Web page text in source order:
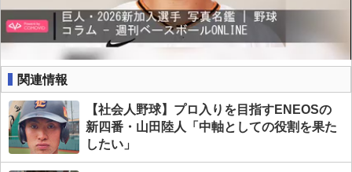
関連情報
【社会人野球】プロ入りを目指すENEOSの
新四番・山田陸人「中軸としての役割を果た
したい」